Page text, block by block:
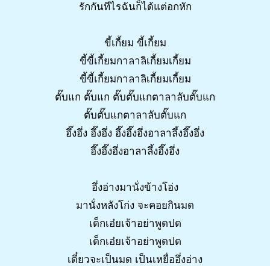
รักกันทีไรฉันก็ได้แต่อกหัก
ขี้เกี้ยม ขี้เกี้ยม
ขี้ขี้เกี้ยมกาลาลิเกี้ยมเกี้ยม
ขี้ขี้เกี้ยมกาลาลิเกี้ยมเกี้ยม
ตั๊บแก ตั๊บแก ตั๊บตั๊บแกตาลาลับตั๊บแก
ตั๊บตั๊บแกตาลาลับตั๊บแก
อึ๊งอึ่ง อึ๊งอึ่ง อึ๊งอึ๊งอึ่งอาลาลึ้งอึ๊งอึ่ง
อึ๊งอึ๊งอึ่งอาลาลึ้งอึ๊งอึ่ง
อึ่งอ่างมานั่งข้างโอ่ง
มานั่งหลังโก่ง จะคอยกินมด
เด็กเอ๋ยเจ้าอย่าพูดปด
เด็กเอ๋ยเจ้าอย่าพูดปด
เดี๋ยวจะเป็นมด เป็นเหยื่ออึ่งอ่าง